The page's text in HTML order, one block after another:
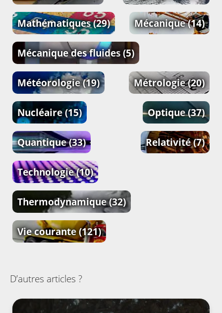
Mathématiques(29) Mécanique(14)
Mécanique des fluides (5)
Météorologie(19) Métrologie(20)
Nucléaire(15) Optique(37)
Quantique(33) Relativité(7)
Technologie(10)
Thermodynamique(32)
Vie courante(121)
D’autres articles ?